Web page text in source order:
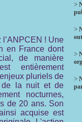
l’ANPCEN ! Une
en France dont
de manière
entièrement
pluriels de
de la nuit et de
nocturnes,
de 20 ans. Son
acquise est
>
>
>
>